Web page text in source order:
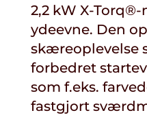
2,2 kW X-
ydeevne. Den
skæreoplevelse
forbedret
som f.eks.
fastgjort